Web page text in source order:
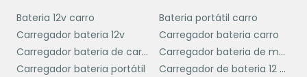
para garantir que sua moto esteja sempre
pronta para rodar, com segurança e
eficiência.
Bateria 12v carro
Bateria portátil carro
Carregador bateria 12v
Carregador bateria carro
Carregador bateria de carro
Carregador bateria de moto
Carregador bateria portátil
Carregador de bateria 12 volts